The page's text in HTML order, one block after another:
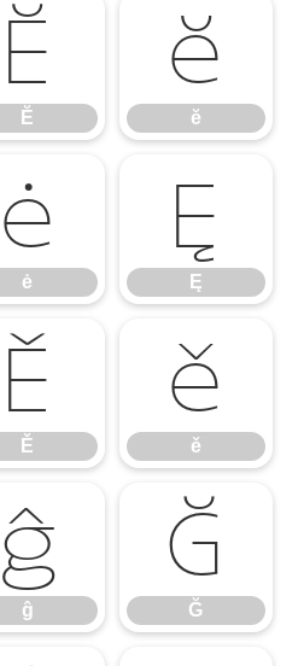
Ĕ
Ĕ
ĕ
ĕ
ė
ė
Ę
Ę
Ě
Ě
ě
ě
ĝ
ĝ
Ğ
Ğ